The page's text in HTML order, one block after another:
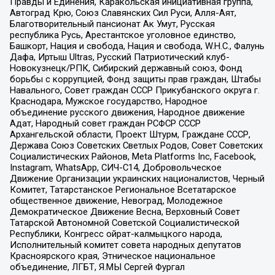
Автоград Крю, Союз Славянских Сил Руси, Алля-Аят,
Благотворительный пансионат Ак Умут, Русская
республика Русь, Арестантское уголовное единство,
Башкорт, Нация и свобода, Нация и свобода, W.H.С., Фалунь
Дафа, Иртыш Ultras, Русский Патриотический клуб-
Новокузнецк/РПК, Сибирский державный союз, Фонд
борьбы с коррупцией, Фонд защиты прав граждан, Штабы
Навального, Совет граждан СССР Прикубанского округа г.
Краснодара, Мужское государство, Народное
объединение русского движения, Народное движение
Адат, Народный совет граждан РСФСР СССР
Архангельской области, Проект Штурм, Граждане СССР,
Держава Союз Советских Светлых Родов, Совет Советских
Социалистических Районов, Meta Platforms Inc, Facebook,
Instagram, WhatsApp, СИЧ-С14, Добровольческое
Движение Организации украинских националистов, Черный
Комитет, Татарстанское Региональное Всетатарское
общественное движение, Невоград, Молодежное
Демократическое Движение Весна, Верховный Совет
Татарской Автономной Советской Социалистической
Республики, Конгресс ойрат-калмыцкого народа,
Исполнительный комитет совета народных депутатов
Красноярского края, Этническое национальное
объединение, ЛГБТ, Я.МЫ Сергей Фургал